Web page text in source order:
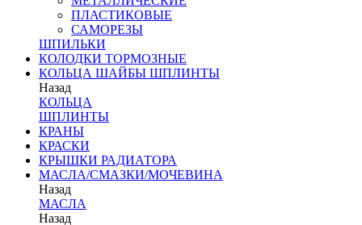
ПЛАСТИКОВЫЕ
САМОРЕЗЫ
ШПИЛЬКИ
КОЛОДКИ ТОРМОЗНЫЕ
КОЛЬЦА ШАЙБЫ ШПЛИНТЫ
Назад
КОЛЬЦА
ШПЛИНТЫ
КРАНЫ
КРАСКИ
КРЫШКИ РАДИАТОРА
МАСЛА/СМАЗКИ/МОЧЕВИНА
Назад
МАСЛА
Назад